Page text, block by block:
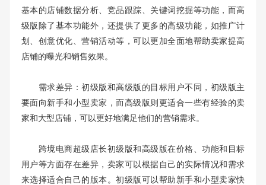
基本的店铺数据分析、竞品跟踪、关键词挖掘等功能，而高
级版除了基本功能外，还提供了更多的高级功能，如推广计
划、创意优化、营销活动等，可以更加全面地帮助卖家提高
店铺的曝光和销售效果。
需求差异：初级版和高级版的目标用户不同，初级版主
要面向新手和小型卖家，而高级版则更适合一些有经验的卖
家和大型店铺，可以更好地满足他们的营销需求。
跨境电商超级店长初级版和高级版在价格、功能和目标
用户等方面存在差异，卖家可以根据自己的实际情况和需求
来选择适合自己的版本。初级版可以帮助新手和小型卖家快